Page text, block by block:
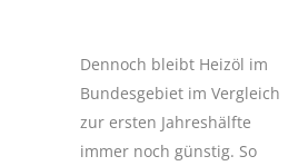
Dennoch bleibt Heizöl im
Bundesgebiet im Vergleich
zur ersten Jahreshälfte
immer noch günstig. So